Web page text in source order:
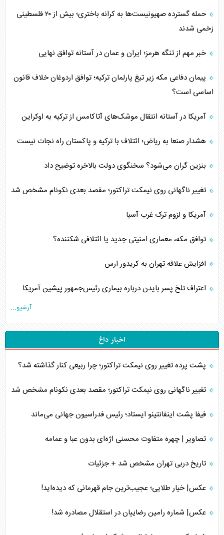
حمله گسترده صهیونیست‌ها به کرانه باختری؛ بیش از ۲۰ فلسطینی
زخمی شدند
خبر مهم از تنگه هرمز؛ ایران و عمان در آستانه توافق نهایی
پیمان دفاعی مکه زیر تیغ پارلمان ترکیه؛ توافق اردوغان خلاف قانون
اساسی است؟
آمریکا در آستانه انتقال موشک‌های آتاکامس از ترکیه به اوکراین
هشدار صنعا به ریاض؛ ائتلاف با ترکیه و پاکستان راه نجات نیست
بنزین گران می‌شود؟ سخنگوی دولت بالاخره توضیح داد
تغییر ناگهانی روی نیمکت تراکتور؛ مقصد بعدی نکونام مشخص شد
آمریکا و لزوم ترک غرب آسیا
توافق مکه، معماری امنیتی جدید یا ائتلافی شکننده؟
افزایش علاقه تهران به کریدور ارس
اعتراف تلخ پسر بایدن درباره بیماری رئیس‌جمهور پیشین آمریکا
آرشیو...
اخبار داغ
پشت پرده تغییر روی نیمکت تراکتور؛ چرا ربیعی کنار گذاشته شد؟
تغییر ناگهانی روی نیمکت تراکتور؛ مقصد بعدی نکونام مشخص شد
فیفا پشت اینفانتینو ایستاد؛ رئیس فدراسیون جهانی می‌ماند
تصاویر | چهره متفاوت محسنی اژه‌ای بدون عبا و عمامه
تاریخ دربی تهران مشخص شد + جزئیات
عکس| خیار طلایی؛ عجیب‌ترین جام قهرمانی که دیده‌اید!
عکس| شماره رامین رضاییان در استقلال مصادره شد!